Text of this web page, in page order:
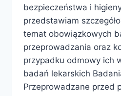
bezpieczeństwa i
przedstawiam
temat obowiązkowych
przeprowadzania oraz
przypadku odmowy ich
badań lekarskich
Przeprowadzane przed